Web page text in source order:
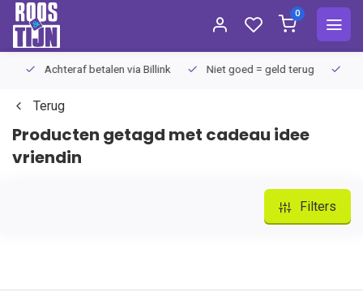
0
Achteraf betalen via Billink Niet goed = geld terug
Terug
Producten getagd met cadeau idee
vriendin
Filters